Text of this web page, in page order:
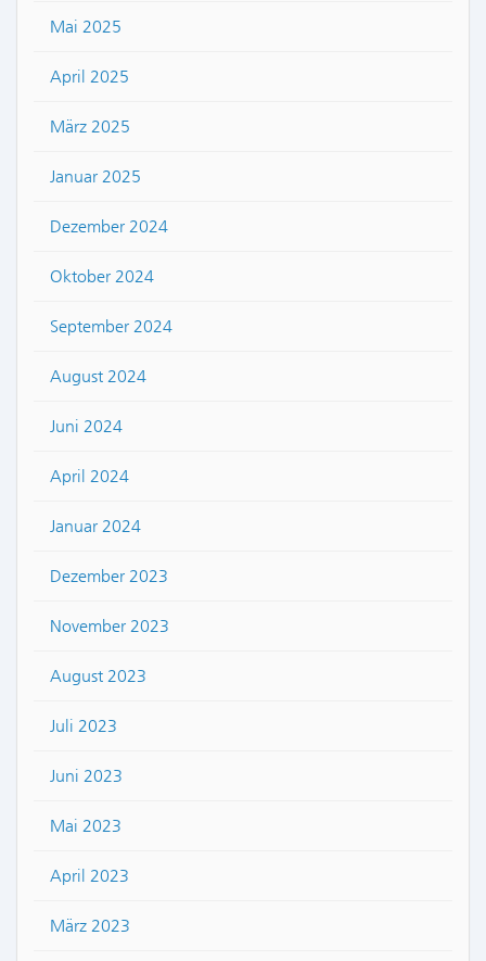
Mai 2025
April 2025
März 2025
Januar 2025
Dezember 2024
Oktober 2024
September 2024
August 2024
Juni 2024
April 2024
Januar 2024
Dezember 2023
November 2023
August 2023
Juli 2023
Juni 2023
Mai 2023
April 2023
März 2023